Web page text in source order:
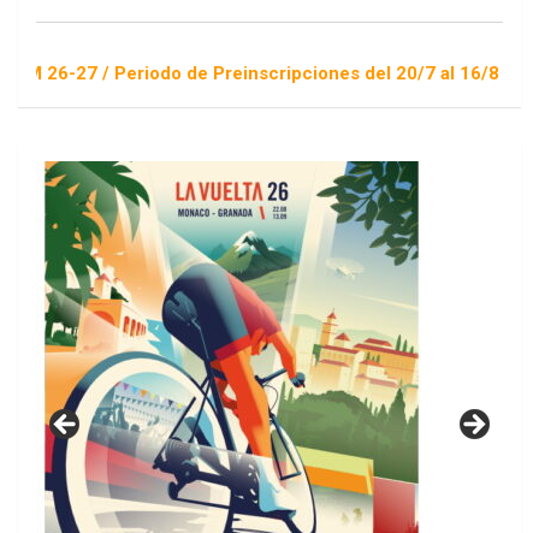
/ Periodo de Preinscripciones del 20/7 al 16/8 / Sorteo 1 de